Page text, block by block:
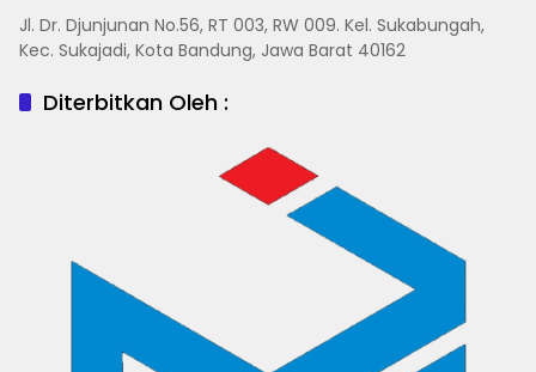
Jl. Dr. Djunjunan No.56, RT 003, RW 009. Kel. Sukabungah,
Kec. Sukajadi, Kota Bandung, Jawa Barat 40162
Diterbitkan Oleh :